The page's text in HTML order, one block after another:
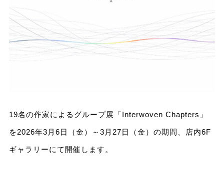
19名の作家によるグループ展「Interwoven Chapters」
を2026年3月6日（金）～3月27日（金）の期間、店内6F
ギャラリーにて開催します。